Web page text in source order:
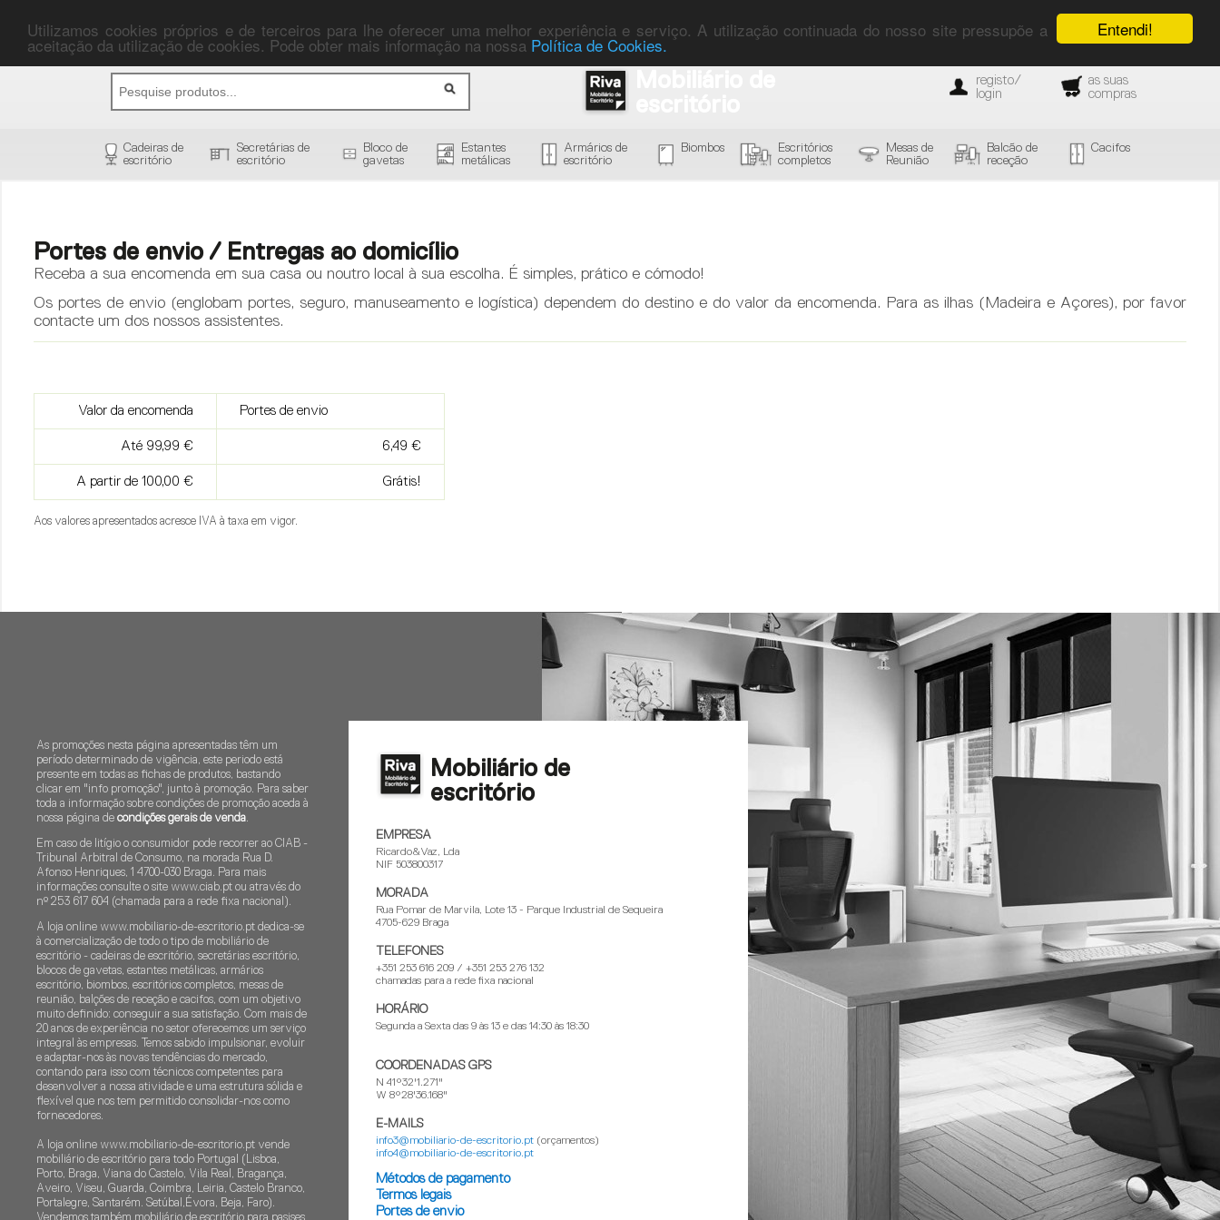
Entendi!
Utilizamos cookies próprios e de terceiros para lhe oferecer uma melhor experiência e serviço. A utilização continuada do nosso site pressupõe a
aceitação da utilização de cookies. Pode obter mais informação na nossa Política de Cookies.
registo/
login
as suas
compras
Cadeiras de
escritório
Secretárias de
escritório
Bloco de
gavetas
Estantes
metálicas
Armários de
escritório
Biombos
Escritórios
completos
Mesas de
Reunião
Balcão de
receção
Cacifos
Portes de envio / Entregas ao domicílio
Receba a sua encomenda em sua casa ou noutro local à sua escolha. É simples, prático e cómodo!
Os portes de envio (englobam portes, seguro, manuseamento e logística) dependem do destino e do valor da encomenda. Para as ilhas (Madeira e Açores), por favor
contacte um dos nossos assistentes.
Valor da encomenda Portes de envio
Até 99,99 € 6,49 €
A partir de 100,00 € Grátis!
Aos valores apresentados acresce IVA à taxa em vigor.
As promoções nesta página apresentadas têm um
período determinado de vigência, este periodo está
presente em todas as fichas de produtos, bastando
clicar em "info promoção", junto à promoção. Para saber
toda a informação sobre condições de promoção aceda à
nossa página de condições gerais de venda.
Em caso de litígio o consumidor pode recorrer ao CIAB -
Tribunal Arbitral de Consumo, na morada Rua D.
Afonso Henriques, 1 4700-030 Braga. Para mais
informações consulte o site www.ciab.pt ou através do
nº 253 617 604 (chamada para a rede fixa nacional).
A loja online www.mobiliario-de-escritorio.pt dedica-se
à comercialização de todo o tipo de mobiliário de
escritório - cadeiras de escritório, secretárias escritório,
blocos de gavetas, estantes metálicas, armários
escritório, biombos, escritórios completos, mesas de
reunião, balções de receção e cacifos, com um objetivo
muito definido: conseguir a sua satisfação. Com mais de
20 anos de experiência no setor oferecemos um serviço
integral às empresas. Temos sabido impulsionar, evoluir
e adaptar-nos às novas tendências do mercado,
contando para isso com técnicos competentes para
desenvolver a nossa atividade e uma estrutura sólida e
flexível que nos tem permitido consolidar-nos como
fornecedores.
A loja online www.mobiliario-de-escritorio.pt vende
mobiliário de escritório para todo Portugal (Lisboa,
Porto, Braga, Viana do Castelo, Vila Real, Bragança,
Aveiro, Viseu, Guarda, Coimbra, Leiria, Castelo Branco,
Portalegre, Santarém. Setúbal,Évora, Beja, Faro).
Mobiliário de
escritório
EMPRESA
Ricardo&Vaz, Lda
NIF 503800317
MORADA
Rua Pomar de Marvila, Lote 13 - Parque Industrial de Sequeira
4705-629 Braga
TELEFONES
+351 253 616 209 / +351 253 276 132
chamadas para a rede fixa nacional
HORÁRIO
Segunda a Sexta das 9 às 13 e das 14:30 às 18:30
COORDENADAS GPS
N 41°32'1.271"
W 8°28'36.168"
E-MAILS
info3@mobiliario-de-escritorio.pt (orçamentos)
info4@mobiliario-de-escritorio.pt
Métodos de pagamento
Termos legais
Portes de envio